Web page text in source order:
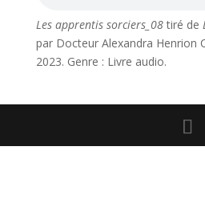
Les apprentis sorciers_08tiré de
par Docteur Alexandra Henrion
2023. Genre : Livre audio.